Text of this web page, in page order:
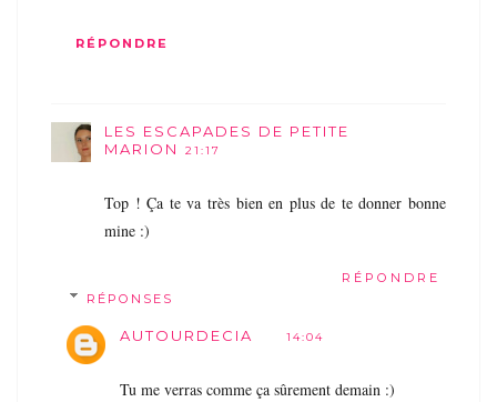
RÉPONDRE
LES ESCAPADES DE PETITE
MARION
21:17
Top ! Ça te va très bien en plus de te donner bonne
mine :)
RÉPONDRE
RÉPONSES
AUTOURDECIA 14:04
Tu me verras comme ça sûrement demain :)